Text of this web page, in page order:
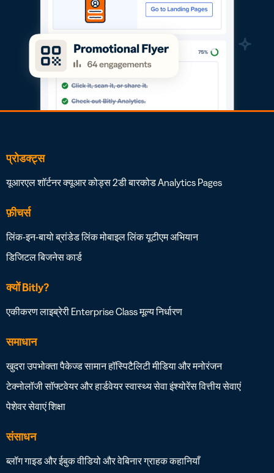
प्रोडक्ट्स
यूआरएल शॉर्टनरक्यूआर कोड्स2डी बारकोडAnalytics Pages
फ़ीचर्स
लिंक-इन-बायोब्रांडेड लिंकमोबाइल लिंकयूटीएम अभियान
डिजिटल बिजनेस कार्ड
क्यों Bitly?
एकीकरण लाइब्रेरी Enterprise Classमूल्य निर्धारण
समाधान
खुदराउपभोक्ता पैकेज्ड सामानहॉस्पिटैलिटीमीडिया और मनोरंजन
टेक्नोलॉजी सॉफ्टवेयर और हार्डवेयरस्वास्थ्य सेवाइंश्योरेंसवित्तीय सेवाएं
पेशेवर सेवाएंशिक्षा
संसाधन
ब्लॉगगाइड और ईबुकवीडियो और वेबिनारग्राहक कहानियाँ